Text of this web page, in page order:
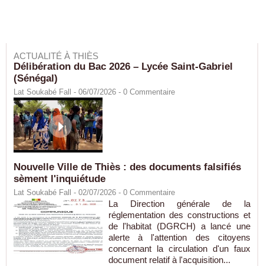
ACTUALITÉ À THIÈS
Délibération du Bac 2026 – Lycée Saint-Gabriel
(Sénégal)
Lat Soukabé Fall - 06/07/2026 - 0 Commentaire
Nouvelle Ville de Thiès : des documents falsifiés
sèment l'inquiétude
Lat Soukabé Fall - 02/07/2026 - 0 Commentaire
La Direction générale de la
réglementation des constructions et
de l'habitat (DGRCH) a lancé une
alerte à l'attention des citoyens
concernant la circulation d'un faux
document relatif à l'acquisition...